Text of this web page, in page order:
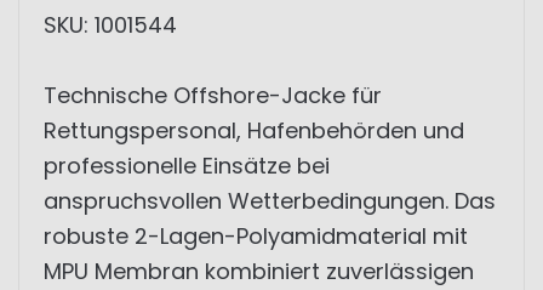
SKU: 1001544
Technische Offshore-Jacke für
Rettungspersonal, Hafenbehörden und
professionelle Einsätze bei
anspruchsvollen Wetterbedingungen. Das
robuste 2-Lagen-Polyamidmaterial mit
MPU Membran kombiniert zuverlässigen